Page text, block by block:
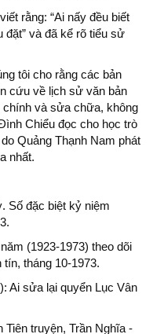
rằng: “Ai nấy đều biết
đặt” và đã kể rõ tiểu sử
tôi cho rằng các bản
cứu về lịch sử văn bản
và sửa chữa, không
Chiểu đọc cho học trò
Quảng Thạnh Nam phát
nhất.
Số đặc biệt kỷ niệm
(1923-1973) theo dõi
tháng 10-1973.
Ai sửa lại quyển Lục Vân
truyện, Trần Nghĩa -